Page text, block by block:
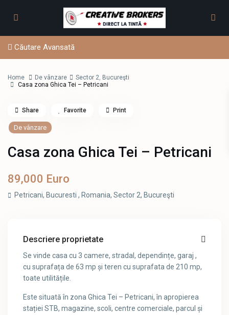
Căutare Avansată
Home De vânzare Sector 2, Bucureşti
Casa zona Ghica Tei – Petricani
De vânzare
Casa zona Ghica Tei – Petricani
89,000 Euro
Petricani, Bucuresti , Romania,Sector 2, Bucureşti
Share Favorite Print
Descriere proprietate
Se vinde casa cu 3 camere, stradal, dependințe, garaj ,
cu suprafața de 63 mp și teren cu suprafata de 210 mp,
toate utilitățile.
Este situată în zona Ghica Tei – Petricani, în apropierea
stației STB, magazine, scoli, centre comerciale, parcul și